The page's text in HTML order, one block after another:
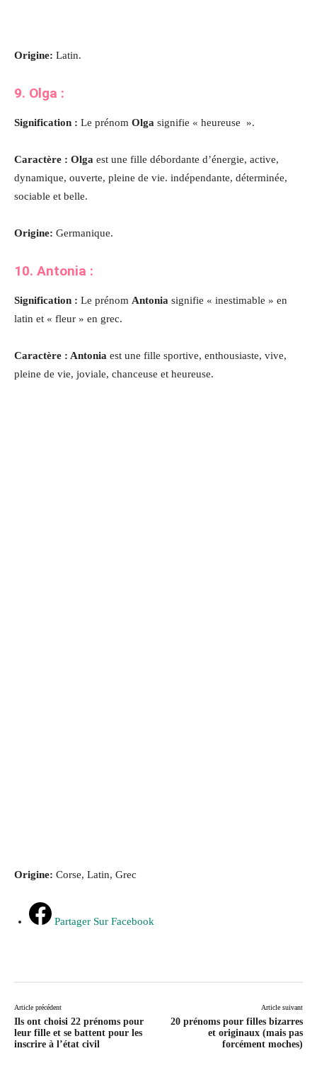
Origine: Latin.
9. Olga :
Signification : Le prénom Olga signifie « heureuse ».
Caractère : Olga est une fille débordante d’énergie, active,
dynamique, ouverte, pleine de vie. indépendante, déterminée,
sociable et belle.
Origine: Germanique.
10. Antonia :
Signification : Le prénom Antonia signifie « inestimable » en
latin et « fleur » en grec.
Caractère : Antonia est une fille sportive, enthousiaste, vive,
pleine de vie, joviale, chanceuse et heureuse.
Origine: Corse, Latin, Grec
Partager Sur Facebook
Article précédent
Ils ont choisi 22 prénoms pour
leur fille et se battent pour les
inscrire à l’état civil
Article suivant
20 prénoms pour filles bizarres
et originaux (mais pas
forcément moches)